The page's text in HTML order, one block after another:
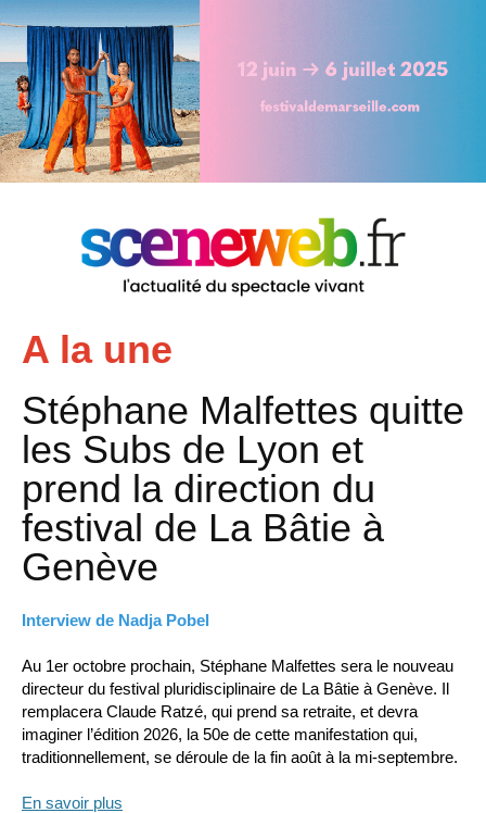
A la une
Stéphane Malfettes quitte
les Subs de Lyon et
prend la direction du
festival de La Bâtie à
Genève
Interview de Nadja Pobel
Au 1er octobre prochain, Stéphane Malfettes sera le nouveau
directeur du festival pluridisciplinaire de La Bâtie à Genève. Il
remplacera Claude Ratzé, qui prend sa retraite, et devra
imaginer l’édition 2026, la 50e de cette manifestation qui,
traditionnellement, se déroule de la fin août à la mi-septembre.
En savoir plus